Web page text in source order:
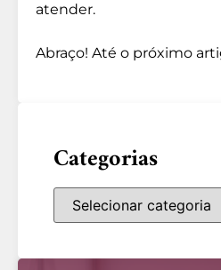
atender.
Abraço! Até o próximo
Categorias